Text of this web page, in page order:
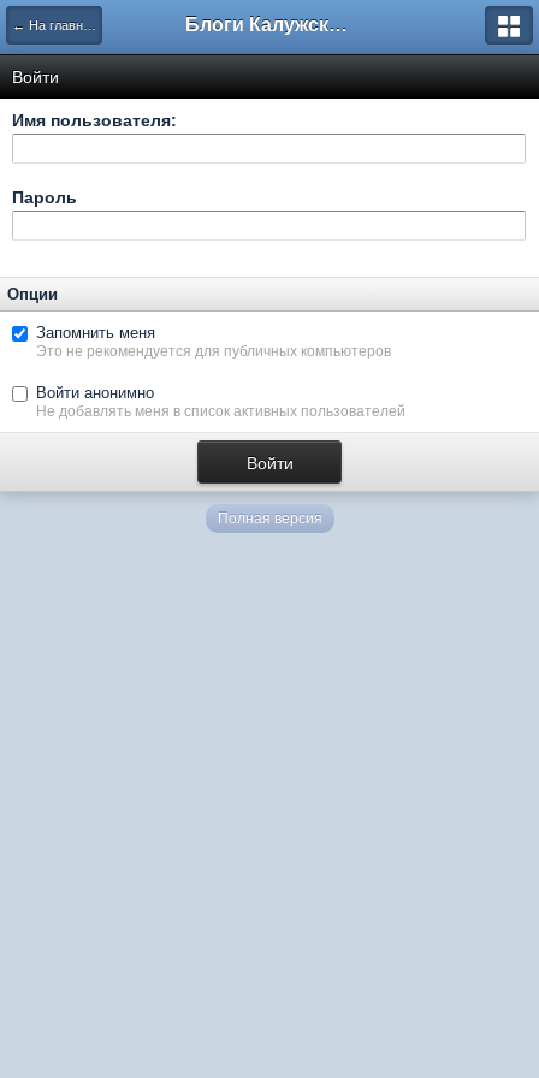
← На главную Блоги Калужского перекрестка
Войти
Имя пользователя:
Пароль
Опции
Запомнить меня
Это не рекомендуется для публичных компьютеров
Войти анонимно
Не добавлять меня в список активных пользователей
Полная версия